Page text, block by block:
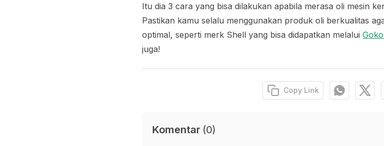
Itu dia 3 cara yang bisa dilakukan apabila merasa oli mesin
Pastikan kamu selalu menggunakan produk oli berkualitas
optimal, seperti merk Shell yang bisa didapatkan melalui
juga!
Copy Link
Komentar (0)